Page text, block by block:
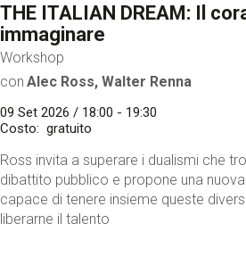
THE ITALIAN DREAM: Il
immaginare
Workshop
con Alec Ross, Walter Renna
09 Set 2026 / 18:00 - 19:30
Costo
gratuito
Ross invita a superare i dualismi che
dibattito pubblico e propone una
capace di tenere insieme queste
liberarne il talento